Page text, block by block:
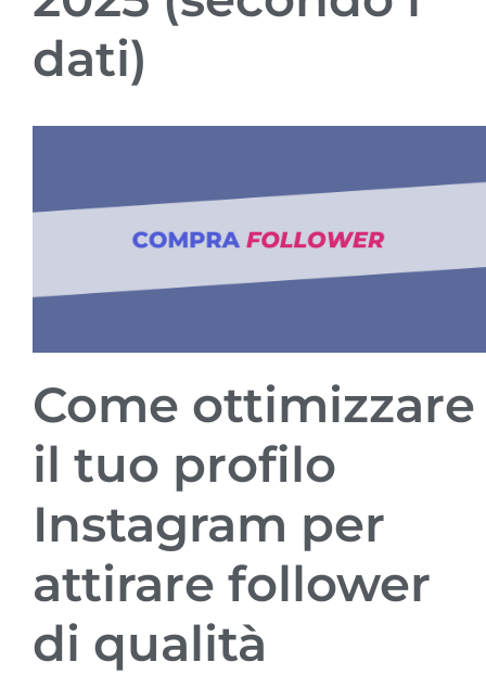
dati)
Come ottimizzare
il tuo profilo
Instagram per
attirare follower
di qualità